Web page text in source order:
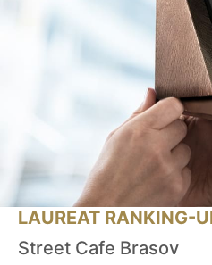
LAUREAT RANKING-
Street Cafe Brasov